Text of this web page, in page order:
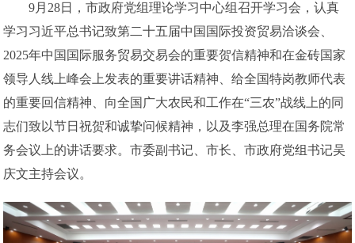
9月28日，市政府党组理论学习中心组召开学习会，认真
学习习近平总书记致第二十五届中国国际投资贸易洽谈会、
2025年中国国际服务贸易交易会的重要贺信精神和在金砖国家
领导人线上峰会上发表的重要讲话精神、给全国特岗教师代表
的重要回信精神、向全国广大农民和工作在“三农”战线上的同
志们致以节日祝贺和诚挚问候精神，以及李强总理在国务院常
务会议上的讲话要求。市委副书记、市长、市政府党组书记吴
庆文主持会议。